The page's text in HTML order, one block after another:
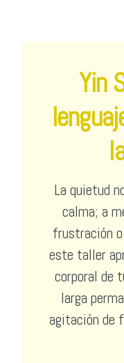
Yin
La quietud
calma; a
frustración
este taller
corporal de
larga
agitación de